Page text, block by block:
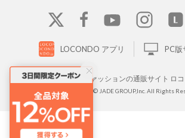
LOCONDO アプリ PC版
靴とファッションの通販サイト ロ
Copyright © JADE GROUP,Inc. All Rights